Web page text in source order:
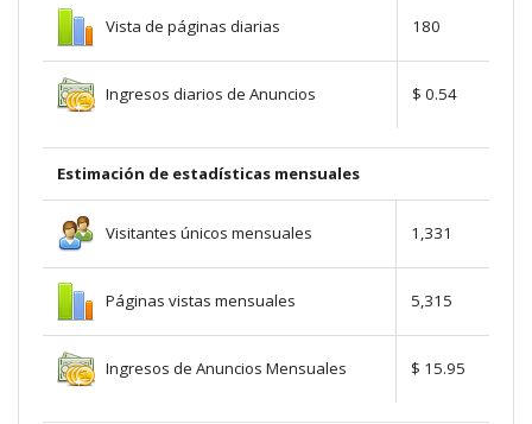
Vista de páginas diarias 180
Ingresos diarios de Anuncios $ 0.54
Estimación de estadísticas mensuales
Visitantes únicos mensuales 1,331
Páginas vistas mensuales 5,315
Ingresos de Anuncios Mensuales $ 15.95